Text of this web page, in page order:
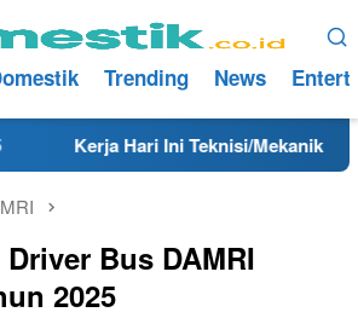
Trending News
Hari Ini Teknisi/Mekanik DAMRI
Bus DAMRI
2025